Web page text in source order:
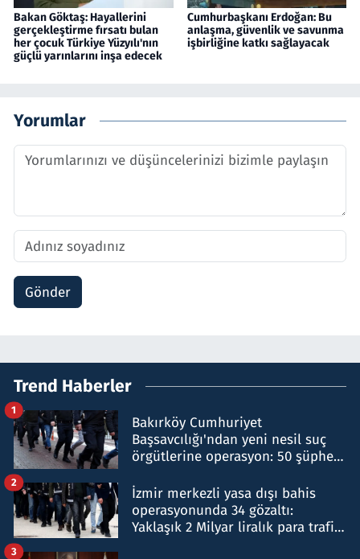
Bakan Göktaş: Hayallerini
gerçekleştirme fırsatı bulan
her çocuk Türkiye Yüzyılı'nın
güçlü yarınlarını inşa edecek
Cumhurbaşkanı Erdoğan: Bu
anlaşma, güvenlik ve savunma
işbirliğine katkı sağlayacak
Yorumlar
Gönder
Trend Haberler
Bakırköy Cumhuriyet
Başsavcılığı'ndan yeni nesil suç
örgütlerine operasyon: 50 şüpheli
1
İzmir merkezli yasa dışı bahis
operasyonunda 34 gözaltı:
Yaklaşık 2 Milyar liralık para trafiği
2
3